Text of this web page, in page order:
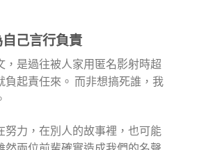
己言行負責
，是過往被人家用匿名影射時超
負起責任來。 而非想搞死誰，我
努力，在別人的故事裡，也可能